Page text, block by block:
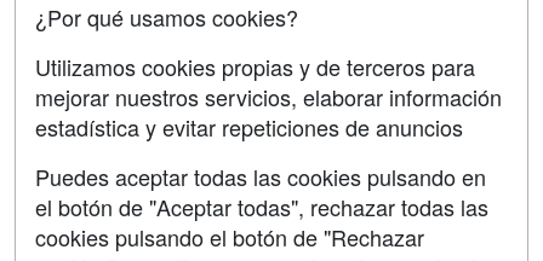
Contactar
Confidencialidad
Aviso legal
Copyleft
¿Por qué usamos cookies?
Utilizamos cookies propias y de terceros para
mejorar nuestros servicios, elaborar información
estadística y evitar repeticiones de anuncios
Puedes aceptar todas las cookies pulsando en
el botón de "Aceptar todas", rechazar todas las
cookies pulsando el botón de "Rechazar